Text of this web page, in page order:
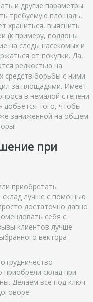
и другие параметры.
требуемую площадь,
храниться, выяснить
(к примеру, поддоны
на следы насекомых и
от покупки. Да,
редкостью на
средств борьбы с ними.
за площадями. Имеет
в немалой степени
добьется того, чтобы
заниженной на общем
при
приобретать
склад лучше с помощью
достаточно давно
себя с
клиентов лучше
вектора
склад при
Делаем все под ключ.